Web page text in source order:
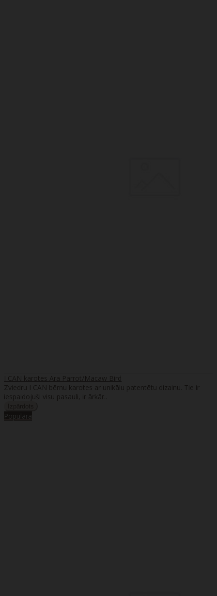
I CAN karotes Ara Parrot/Macaw Bird
Zviedru I CAN bērnu karotes ar unikālu patentētu dizainu. Tie ir
iespaidojuši visu pasauli, ir ārkār..
Populāra